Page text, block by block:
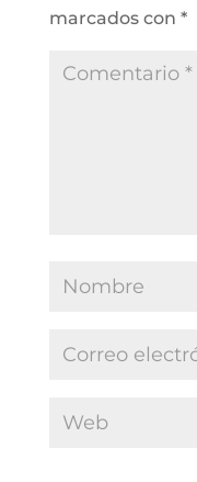
marcados con *